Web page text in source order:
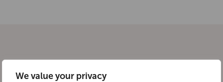
We value your privacy